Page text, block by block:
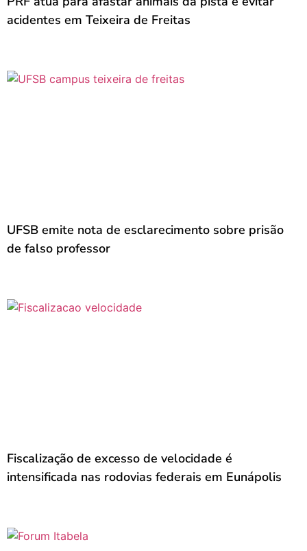
acidentes em Teixeira de Freitas
UFSB emite nota de esclarecimento sobre prisão
de falso professor
Fiscalização de excesso de velocidade é
intensificada nas rodovias federais em Eunápolis